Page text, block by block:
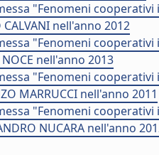
"Fenomeni
nell'anno 2012
"Fenomeni
nell'anno 2013
"Fenomeni
MARRUCCI nell'anno 2011
"Fenomeni
NUCARA nell'anno